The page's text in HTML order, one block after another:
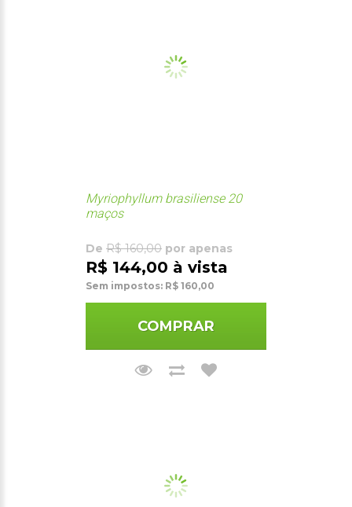
Myriophyllum brasiliense 20
maços
De R$ 160,00 por apenas
R$ 144,00 à vista
Sem impostos: R$ 160,00
COMPRAR